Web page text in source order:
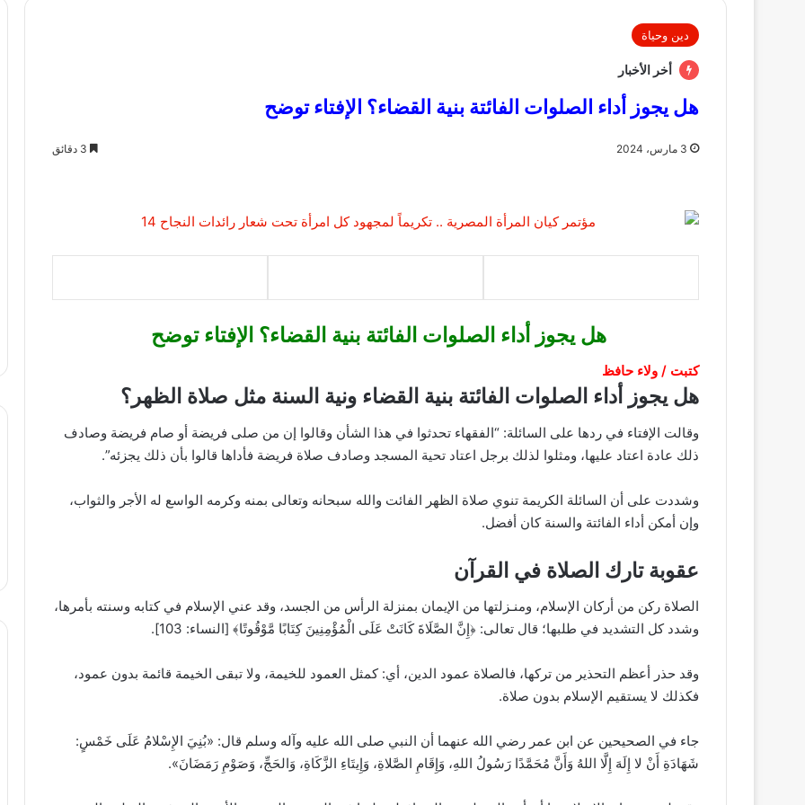
دين وحياة
أخر الأخبار
هل يجوز أداء الصلوات الفائتة بنية القضاء؟ الإفتاء توضح
3 مارس، 2024
هل يجوز أداء الصلوات الفائتة بنية القضاء؟ الإفتاء توضح
كتبت / ولاء حافظ
هل يجوز أداء الصلوات الفائتة بنية القضاء ونية السنة مثل صلاة الظهر؟
وقالت الإفتاء في ردها على السائلة: “الفقهاء تحدثوا في هذا الشأن وقالوا إن من صلى فريضة أو صام فريضة وصادف
ذلك عادة اعتاد عليها، ومثلوا لذلك برجل اعتاد تحية المسجد وصادف صلاة فريضة فأداها قالوا بأن ذلك يجزئه”.
وشددت على أن السائلة الكريمة تنوي صلاة الظهر الفائت والله سبحانه وتعالى بمنه وكرمه الواسع له الأجر والثواب،
وإن أمكن أداء الفائتة والسنة كان أفضل.
عقوبة تارك الصلاة في القرآن
الصلاة ركن من أركان الإسلام، ومنـزلتها من الإيمان بمنزلة الرأس من الجسد، وقد عني الإسلام في كتابه وسنته بأمرها،
وشدد كل التشديد في طلبها؛ قال تعالى: ﴿إِنَّ الصَّلَاةَ كَانَتْ عَلَى الْمُؤْمِنِينَ كِتَابًا مَّوْقُوتًا﴾ [النساء: 103].
وقد حذر أعظم التحذير من تركها، فالصلاة عمود الدين، أي: كمثل العمود للخيمة، ولا تبقى الخيمة قائمة بدون عمود،
فكذلك لا يستقيم الإسلام بدون صلاة.
جاء في الصحيحين عن ابن عمر رضي الله عنهما أن النبي صلى الله عليه وآله وسلم قال: «بُنِيَ الإِسْلامُ عَلَى خَمْسٍ:
شَهَادَةِ أَنْ لا إِلَهَ إِلَّا اللهُ وَأَنَّ مُحَمَّدًا رَسُولُ اللهِ، وَإِقَامِ الصَّلاةِ، وَإِيتَاءِ الزَّكَاةِ، وَالحَجِّ، وَصَوْمِ رَمَضَانَ».